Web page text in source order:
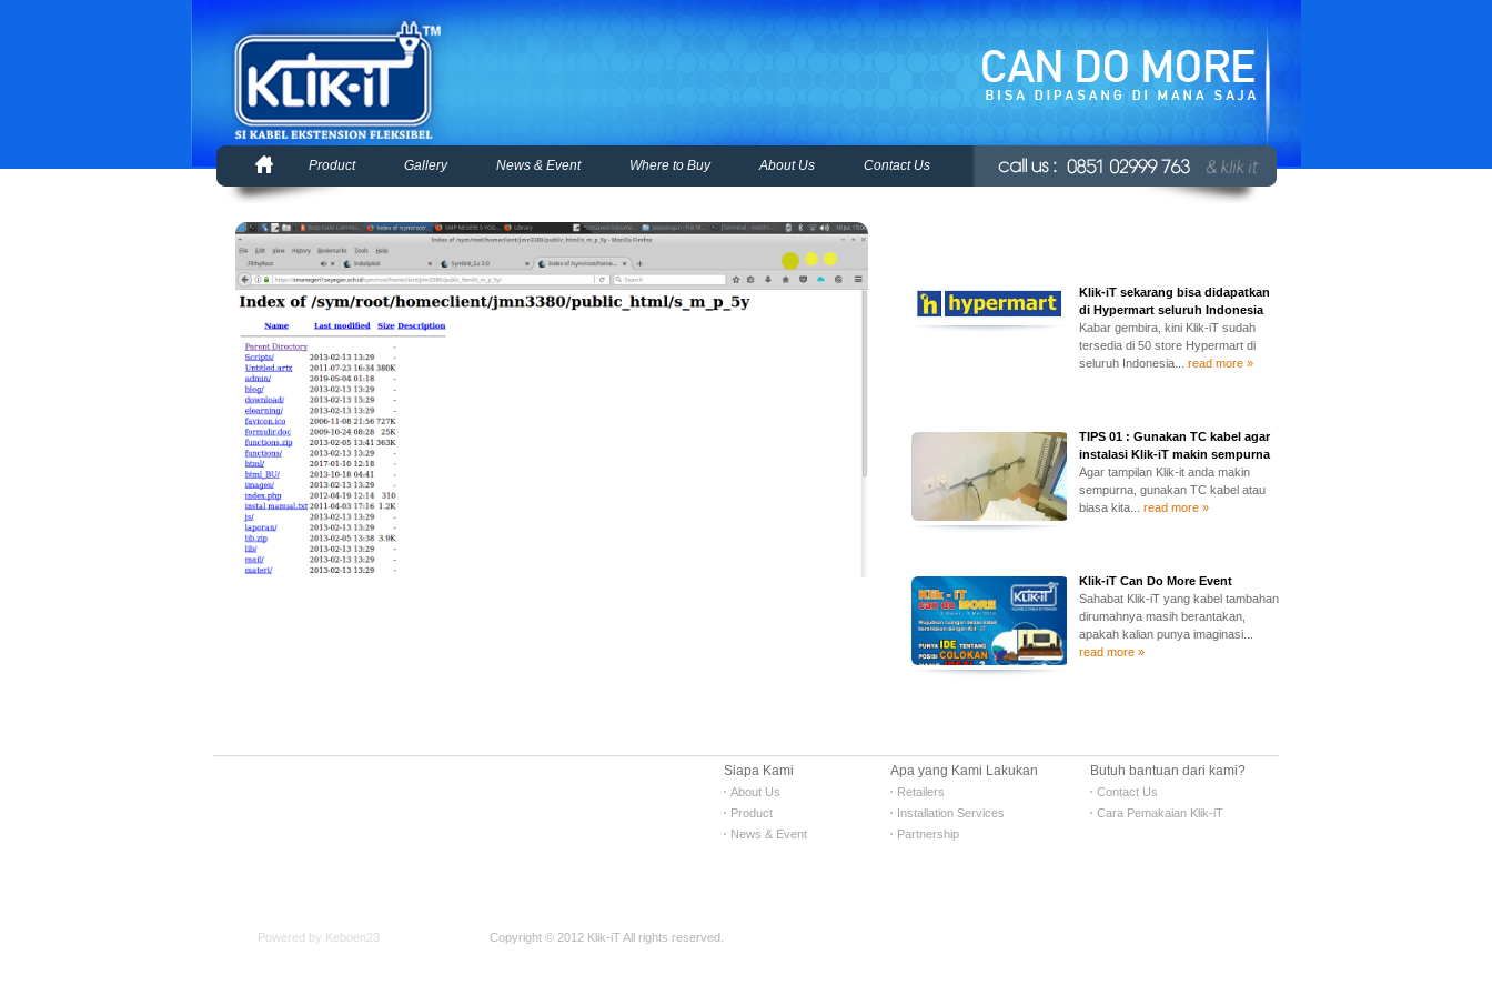
Product Gallery News & Event Where to Buy About Us Contact Us
Klik-iT sekarang bisa didapatkan
di Hypermart seluruh Indonesia
Kabar gembira, kini Klik-iT sudah
tersedia di 50 store Hypermart di
seluruh Indonesia... read more »
TIPS 01 : Gunakan TC kabel agar
instalasi Klik-iT makin sempurna
Agar tampilan Klik-it anda makin
sempurna, gunakan TC kabel atau
biasa kita... read more »
Klik-iT Can Do More Event
Sahabat Klik-iT yang kabel tambahan
dirumahnya masih berantakan,
apakah kalian punya imaginasi...
read more »
Butuh bantuan dari kami?
Contact Us
Cara Pemakaian Klik-iT
Apa yang Kami Lakukan
Retailers
Installation Services
Partnership
Siapa Kami
About Us
Product
News & Event
Copyright © 2012 Klik-iT All rights reserved.
Powered by Keboen23